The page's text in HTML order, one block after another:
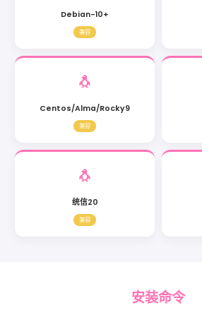
Debian-10+
兼容
🐧
Centos/Alma/Rocky9
兼容
🐧
统信20
兼容
安装命令